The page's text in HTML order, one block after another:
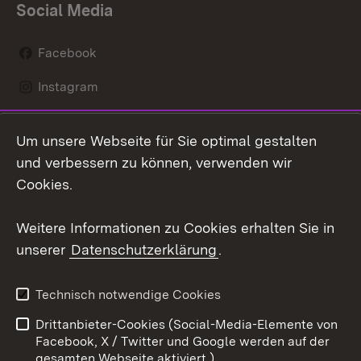
Social Media
Facebook
Instagram
Social Wall
Youtube
Kontakt
Datenschutz
Barrierefreiheit
Impressum Cookies
Um unsere Webseite für Sie optimal gestalten
und verbessern zu können, verwenden wir
Cookies.
Weitere Informationen zu Cookies erhalten Sie in
unserer Datenschutzerklärung.
Technisch notwendige Cookies
Drittanbieter-Cookies (Social-Media-Elemente von
Facebook, X / Twitter und Google werden auf der